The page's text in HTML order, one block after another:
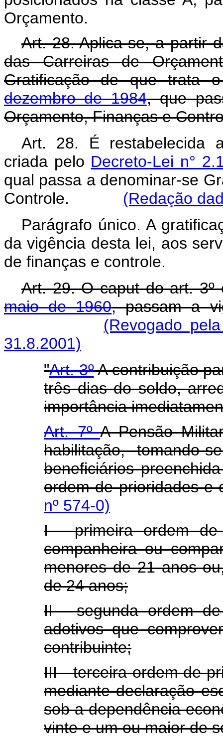
Orçamento.
Art. 28. Aplica-se, a partir
das Carreiras de
Gratificação de que trata
dezembro de 1984, que
Orçamento, Finanças e
Art. 28. É restabelecida
criada pelo Decreto-Lei n°
qual passa a denominar-se
Controle. (Redação
Parágrafo único. A
da vigência desta lei, aos
de finanças e
Art. 29. O caput do art.
maio de 1960, passam a
(Revogado
31.8.2001)
"Art. 3ºA contribuição
três dias do soldo,
importância
Art. 7ºA Pensão
habilitação,
beneficiários
ordem de prioridades e
nº 574-0)
I - primeira ordem
companheira ou
menores de 21 anos
de 24 anos;
II - segunda ordem
adotivos que
contribuinte;
III - terceira ordem de
mediante declaração
sob a dependência
vinte e um ou maior de